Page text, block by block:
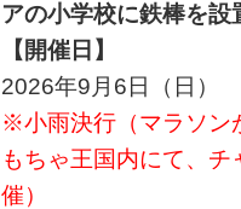
アの小学校に鉄棒を設
【開催日】
2026年9月6日（日）
※小雨決行（マラソン
もちゃ王国内にて、
催）